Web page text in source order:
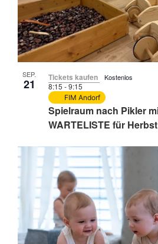
SEP.
21
Spielraum nach Pikler
WARTELISTE für
8:15-9:15
FIM Andorf
Tickets kaufen Kostenlos